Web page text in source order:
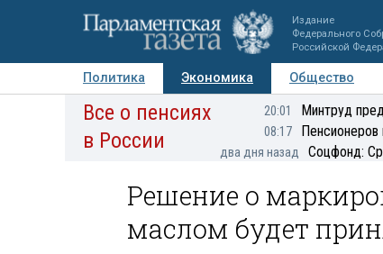
Издание
Федерального
Российской
Политика Экономика Общество
Авторы Персоны Мнения
Все о пенсиях
в России
20:01 Минтруд
08:17
два дня назад Соцфонд:
Решение о
маслом будет